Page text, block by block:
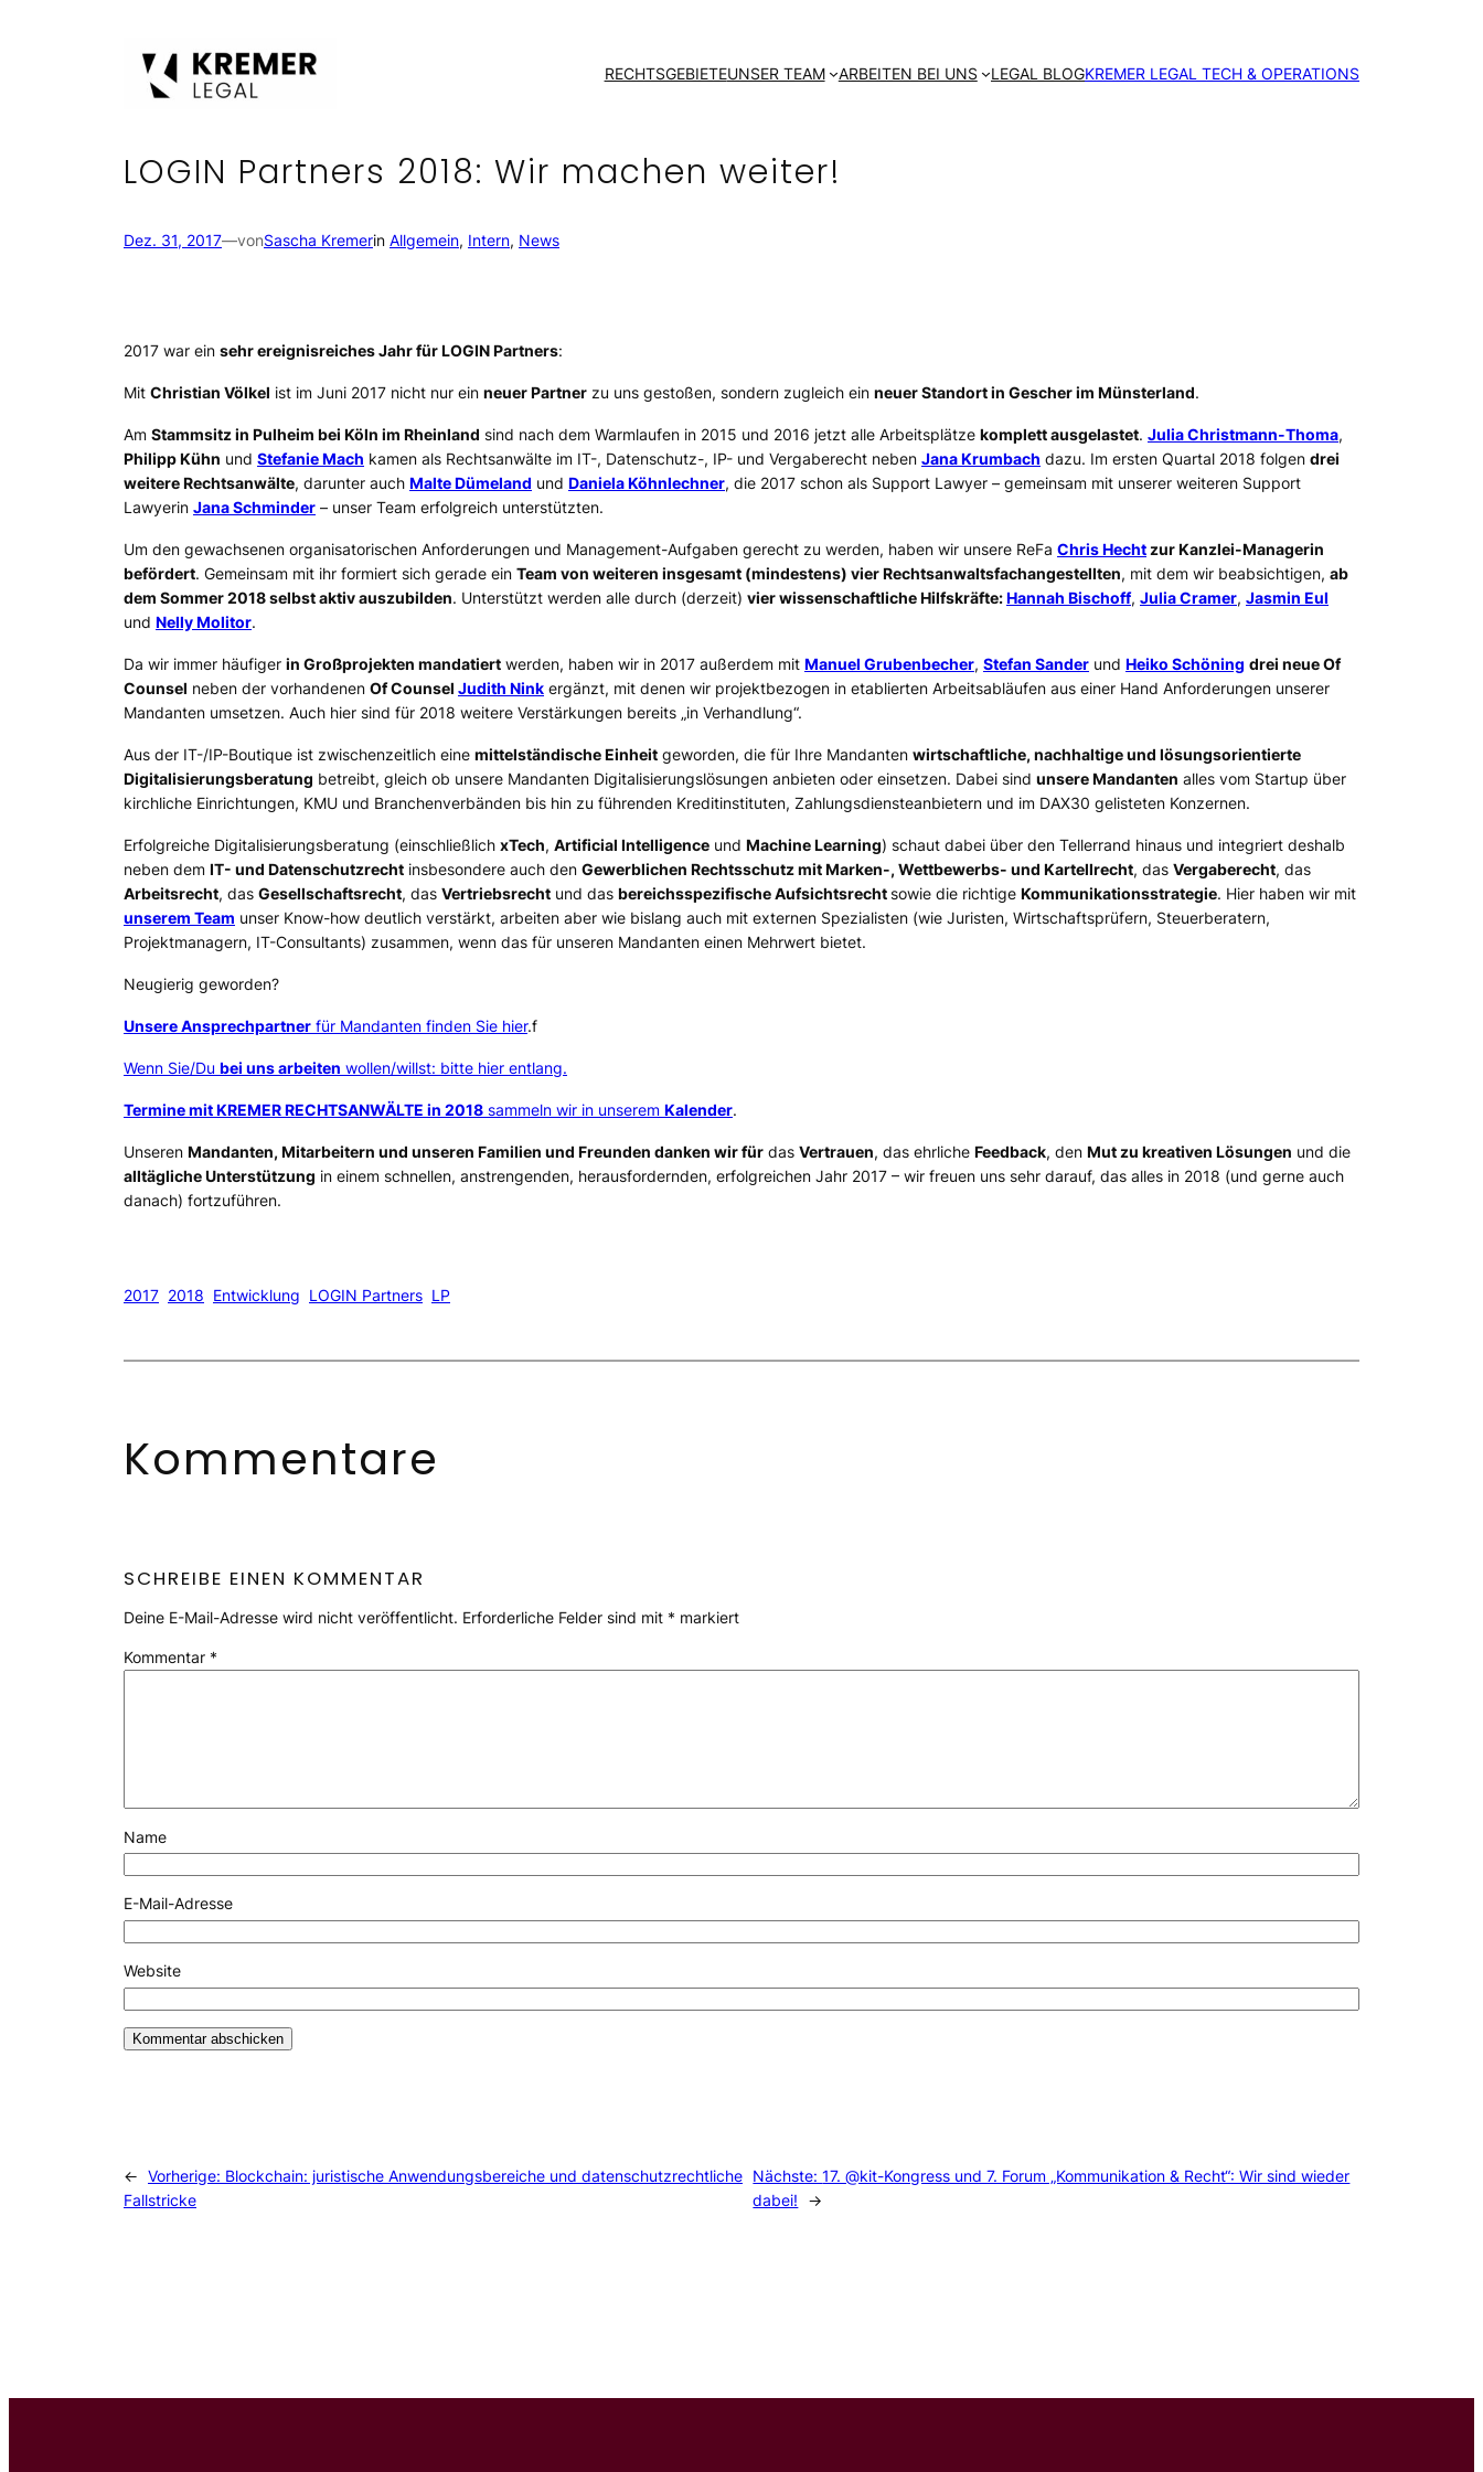
RECHTSGEBIETEUNSER TEAM ARBEITEN BEI UNS LEGAL BLOGKREMER LEGAL TECH & OPERATIONS
LOGIN Partners 2018: Wir machen weiter!
Dez. 31, 2017—vonSascha Kremerin Allgemein, Intern, News
2017 war ein sehr ereignisreiches Jahr für LOGIN Partners:
Mit Christian Völkel ist im Juni 2017 nicht nur ein neuer Partner zu uns gestoßen, sondern zugleich ein neuer Standort in Gescher im Münsterland.
Am Stammsitz in Pulheim bei Köln im Rheinland sind nach dem Warmlaufen in 2015 und 2016 jetzt alle Arbeitsplätze komplett ausgelastet. Julia Christmann-Thoma,
Philipp Kühn und Stefanie Mach kamen als Rechtsanwälte im IT-, Datenschutz-, IP- und Vergaberecht neben Jana Krumbach dazu. Im ersten Quartal 2018 folgen drei
weitere Rechtsanwälte, darunter auch Malte Dümeland und Daniela Köhnlechner, die 2017 schon als Support Lawyer – gemeinsam mit unserer weiteren Support
Lawyerin Jana Schminder – unser Team erfolgreich unterstützten.
Um den gewachsenen organisatorischen Anforderungen und Management-Aufgaben gerecht zu werden, haben wir unsere ReFa Chris Hecht zur Kanzlei-Managerin
befördert. Gemeinsam mit ihr formiert sich gerade ein Team von weiteren insgesamt (mindestens) vier Rechtsanwaltsfachangestellten, mit dem wir beabsichtigen, ab
dem Sommer 2018 selbst aktiv auszubilden. Unterstützt werden alle durch (derzeit) vier wissenschaftliche Hilfskräfte:Hannah Bischoff, Julia Cramer, Jasmin Eul
und Nelly Molitor.
Da wir immer häufiger in Großprojekten mandatiert werden, haben wir in 2017 außerdem mit Manuel Grubenbecher, Stefan Sander und Heiko Schöning drei neue Of
Counsel neben der vorhandenen Of Counsel Judith Nink ergänzt, mit denen wir projektbezogen in etablierten Arbeitsabläufen aus einer Hand Anforderungen unserer
Mandanten umsetzen. Auch hier sind für 2018 weitere Verstärkungen bereits „in Verhandlung“.
Aus der IT-/IP-Boutique ist zwischenzeitlich eine mittelständische Einheit geworden, die für Ihre Mandanten wirtschaftliche, nachhaltige und lösungsorientierte
Digitalisierungsberatung betreibt, gleich ob unsere Mandanten Digitalisierungslösungen anbieten oder einsetzen. Dabei sind unsere Mandanten alles vom Startup über
kirchliche Einrichtungen, KMU und Branchenverbänden bis hin zu führenden Kreditinstituten, Zahlungsdiensteanbietern und im DAX30 gelisteten Konzernen.
Erfolgreiche Digitalisierungsberatung (einschließlich xTech, Artificial Intelligence und Machine Learning) schaut dabei über den Tellerrand hinaus und integriert deshalb
neben dem IT- und Datenschutzrecht insbesondere auch den Gewerblichen Rechtsschutz mit Marken-, Wettbewerbs- und Kartellrecht, das Vergaberecht, das
Arbeitsrecht, das Gesellschaftsrecht, das Vertriebsrecht und das bereichsspezifische Aufsichtsrecht sowie die richtige Kommunikationsstrategie. Hier haben wir mit
unserem Team unser Know-how deutlich verstärkt, arbeiten aber wie bislang auch mit externen Spezialisten (wie Juristen, Wirtschaftsprüfern, Steuerberatern,
Projektmanagern, IT-Consultants) zusammen, wenn das für unseren Mandanten einen Mehrwert bietet.
Neugierig geworden?
Unsere Ansprechpartner für Mandanten finden Sie hier.f
Wenn Sie/Du bei uns arbeiten wollen/willst: bitte hier entlang.
Termine mit KREMER RECHTSANWÄLTE in 2018 sammeln wir in unserem Kalender.
Unseren Mandanten, Mitarbeitern und unseren Familien und Freunden danken wir für das Vertrauen, das ehrliche Feedback, den Mut zu kreativen Lösungen und die
alltägliche Unterstützung in einem schnellen, anstrengenden, herausfordernden, erfolgreichen Jahr 2017 – wir freuen uns sehr darauf, das alles in 2018 (und gerne auch
danach) fortzuführen.
2017 2018 Entwicklung LOGIN Partners LP
Kommentare
SCHREIBE EINEN KOMMENTAR
Deine E-Mail-Adresse wird nicht veröffentlicht. Erforderliche Felder sind mit * markiert
Kommentar *
Name
E-Mail-Adresse
Website
← Vorherige: Blockchain: juristische Anwendungsbereiche und datenschutzrechtliche
Fallstricke
Nächste:17. @kit-Kongress und 7. Forum „Kommunikation & Recht“: Wir sind wieder
dabei!
→